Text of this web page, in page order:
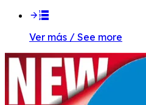
Ver más / See more